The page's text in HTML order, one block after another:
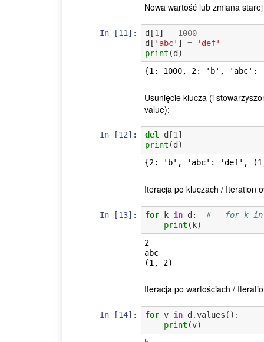
Nowa wartość lub zmiana
In [11]: d [1 ] = 1000
d [ 'abc' ] =
'def'
print (d )
Usunięcie klucza (i
value):
In [12]: del d [1]
print (d )
Iteracja po kluczach / Iteration
In [13]: for k in d:
# = for k in
print (k)
2
abc
Iteracja po wartościach /
In [14]: for v in d .values ():
print (v)